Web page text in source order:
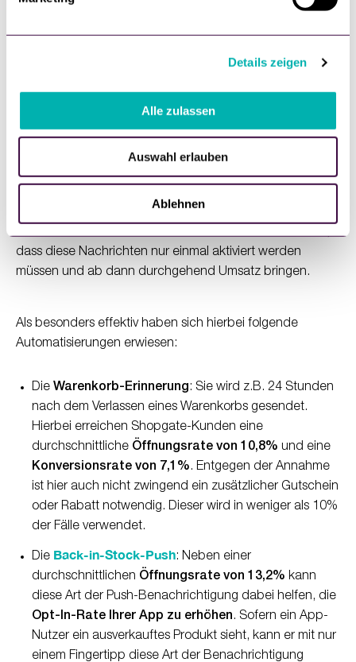
Details zeigen
Alle zulassen
Auswahl erlauben
Ablehnen
werden, besonders hohen Öffnungsraten vorweisen.
Kontext ist King!
Der wohl größte Einflussfaktor auf den Erfolg einer Push-
Benachrichtigung sind kontextbezogene Nachrichten.
häufiger geöffnet als normale Push-Benachrichtigungen
dass diese Nachrichten nur einmal aktiviert werden
müssen und ab dann durchgehend Umsatz bringen.
Als besonders effektiv haben sich hierbei folgende
Automatisierungen erwiesen:
Die Warenkorb-Erinnerung: Sie wird z.B. 24 Stunden
nach dem Verlassen eines Warenkorbs gesendet.
Hierbei erreichen Shopgate-Kunden eine
durchschnittliche Öffnungsrate von 10,8% und eine
Konversionsrate von 7,1%. Entgegen der Annahme
ist hier auch nicht zwingend ein zusätzlicher Gutschein
oder Rabatt notwendig. Dieser wird in weniger als 10%
der Fälle verwendet.
Die Back-in-Stock-Push: Neben einer
durchschnittlichen Öffnungsrate von 13,2% kann
diese Art der Push-Benachrichtigung dabei helfen, die
Opt-In-Rate Ihrer App zu erhöhen. Sofern ein App-
Nutzer ein ausverkauftes Produkt sieht, kann er mit nur
einem Fingertipp diese Art der Benachrichtigung